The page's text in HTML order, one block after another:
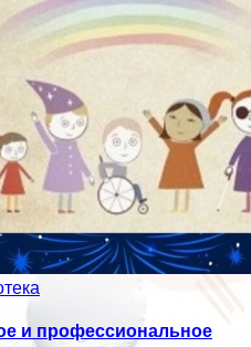
и профессиональное